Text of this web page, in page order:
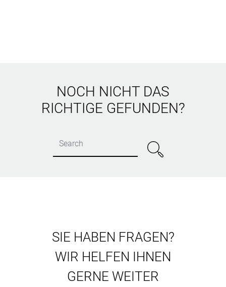
NOCH NICHT DAS
RICHTIGE GEFUNDEN?
SIE HABEN FRAGEN?
WIR HELFEN IHNEN
GERNE WEITER